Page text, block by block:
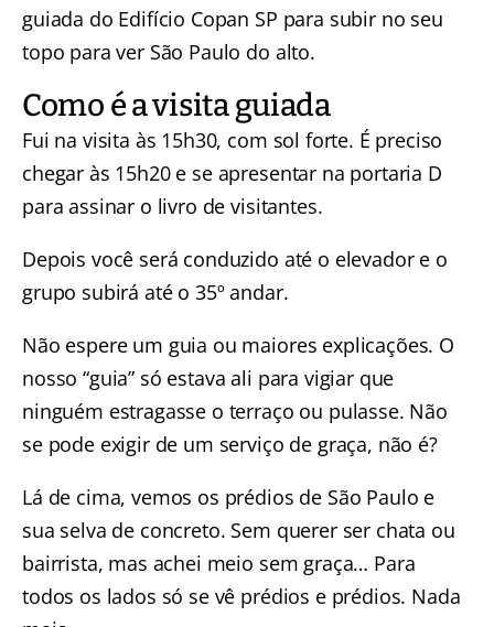
guiada do Edifício Copan SP para subir no seu
topo para ver São Paulo do alto.
Como é a visita guiada
Fui na visita às 15h30, com sol forte. É preciso
chegar às 15h20 e se apresentar na portaria D
para assinar o livro de visitantes.
Depois você será conduzido até o elevador e o
grupo subirá até o 35º andar.
Não espere um guia ou maiores explicações. O
nosso “guia” só estava ali para vigiar que
ninguém estragasse o terraço ou pulasse. Não
se pode exigir de um serviço de graça, não é?
Lá de cima, vemos os prédios de São Paulo e
sua selva de concreto. Sem querer ser chata ou
bairrista, mas achei meio sem graça… Para
todos os lados só se vê prédios e prédios. Nada